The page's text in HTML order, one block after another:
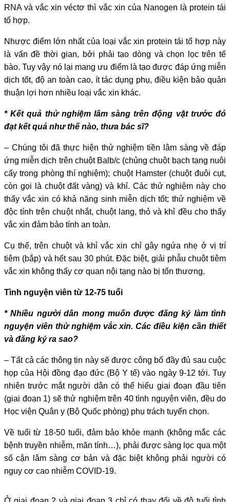
RNA và vắc xin véctơ thì vắc xin của Nanogen là protein tái
tổ hợp.
Nhược điểm lớn nhất của loại vắc xin protein tái tổ hợp này
là vấn đề thời gian, bởi phải tạo dòng và chọn lọc trên tế
bào. Tuy vậy nó lại mang ưu điểm là tạo được đáp ứng miễn
dịch tốt, độ an toàn cao, ít tác dụng phụ, điều kiện bảo quản
thuận lợi hơn nhiều loại vắc xin khác.
* Kết quả thử nghiệm lâm sàng trên động vật trước đó
đạt kết quả như thế nào, thưa bác sĩ?
– Chúng tôi đã thực hiện thử nghiệm tiền lâm sàng về đáp
ứng miễn dịch trên chuột Balb/c (chủng chuột bạch tạng nuôi
cấy trong phòng thí nghiệm); chuột Hamster (chuột đuôi cụt,
còn gọi là chuột đất vàng) và khỉ. Các thử nghiệm này cho
thấy vắc xin có khả năng sinh miễn dịch tốt; thử nghiệm về
độc tính trên chuột nhắt, chuột lang, thỏ và khỉ đều cho thấy
vắc xin đảm bảo tính an toàn.
Cụ thể, trên chuột và khỉ vắc xin chỉ gây ngứa nhẹ ở vị trí
tiêm (bắp) và hết sau 30 phút. Đặc biệt, giải phẫu chuột tiêm
vắc xin không thấy cơ quan nội tạng nào bị tổn thương.
Tình nguyện viên từ 12-75 tuổi
* Nhiều người dân mong muốn được đăng ký làm tình
nguyện viên thử nghiệm vắc xin. Các điều kiện cần thiết
và đăng ký ra sao?
– Tất cả các thông tin này sẽ được công bố đầy đủ sau cuộc
họp của Hội đồng đạo đức (Bộ Y tế) vào ngày 9-12 tới. Tuy
nhiên trước mắt người dân có thể hiểu giai đoạn đầu tiên
(giai đoạn 1) sẽ thử nghiệm trên 40 tình nguyện viên, đều do
Học viện Quân y (Bộ Quốc phòng) phụ trách tuyển chọn.
Về tuổi từ 18-50 tuổi, đảm bảo khỏe mạnh (không mắc các
bệnh truyền nhiễm, mãn tính…), phải được sàng lọc qua một
số cận lâm sàng cơ bản và đặc biệt không phải người có
nguy cơ cao nhiễm COVID-19.